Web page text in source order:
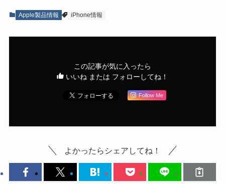
Apple製品情報 iPhone情報
この記事が気に入ったら
いいね または フォローしてね！
Follow Me
よかったらシェアしてね！